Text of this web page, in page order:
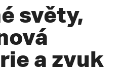
světy,
a zvuk